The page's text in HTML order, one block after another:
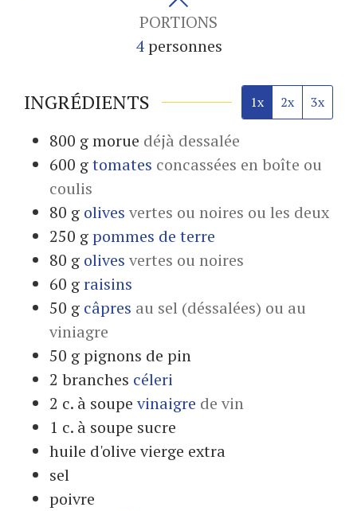
PORTIONS
4 personnes
INGRÉDIENTS 1x 2x 3x
800 gmorue déjà dessalée
600 gtomates concassées en boîte ou
coulis
80 g olives vertes ou noires ou les deux
250 gpommes de terre
80 g olives vertes ou noires
60 graisins
50 g câpres au sel (déssalées) ou au
viniagre
50 gpignons de pin
2 branches céleri
2 c. à soupe vinaigre de vin
1 c. à soupe sucre
huile d'olive vierge extra
sel
poivre